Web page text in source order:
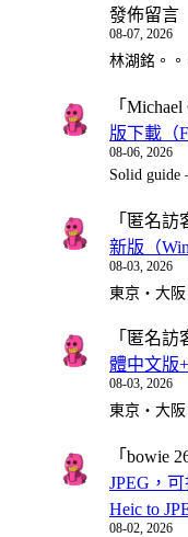
發佈留言
08-07, 2026
林湖銘。。
「 Michael
版下載（
08-06, 2026
Solid
「 匿名訪
新版（
08-03, 2026
東京・大
「 匿名訪
體中文版
08-03, 2026
東京・大
「 bowie
JPEG，
Heic to
08-02, 2026